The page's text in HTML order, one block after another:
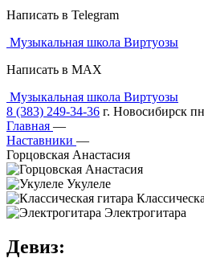
Написать в Telegram
Музыкальная школа Виртуозы
Написать в MAX
Музыкальная школа Виртуозы
8 (383) 249-34-36 г. Новосибирск
Главная —
Наставники —
Горцовская Анастасия
Укулеле
Электрогитара
Девиз: